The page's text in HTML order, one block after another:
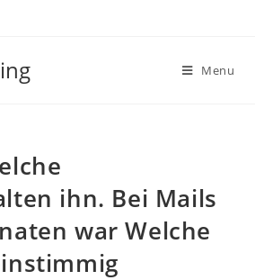
Menu
ihn. Bei Mails
war Welche